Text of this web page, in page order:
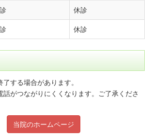
休診
休診
する場合があります。
がつながりにくくなります。ご了承くださ
当院のホームページ